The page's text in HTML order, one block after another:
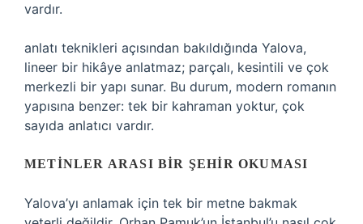
vardır.
anlatı teknikleri açısından bakıldığında Yalova,
lineer bir hikâye anlatmaz; parçalı, kesintili ve çok
merkezli bir yapı sunar. Bu durum, modern romanın
yapısına benzer: tek bir kahraman yoktur, çok
sayıda anlatıcı vardır.
METINLER ARASI BIR ŞEHIR OKUMASI
Yalova’yı anlamak için tek bir metne bakmak